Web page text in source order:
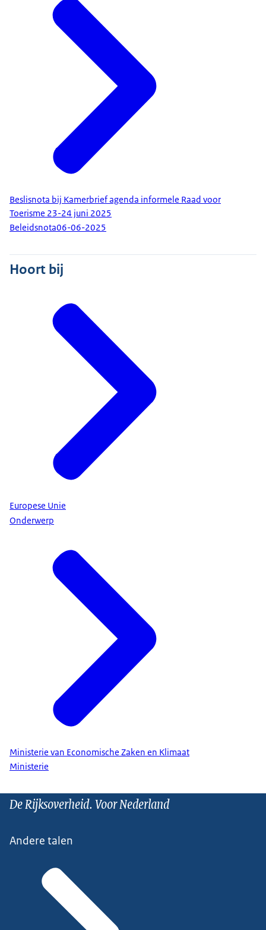
Beslisnota bij Kamerbrief agenda informele Raad voor
Toerisme 23-24 juni 2025
Beleidsnota06-06-2025
Hoort bij
Europese Unie
Onderwerp
Ministerie van Economische Zaken en Klimaat
Ministerie
De Rijksoverheid. Voor Nederland
Andere talen